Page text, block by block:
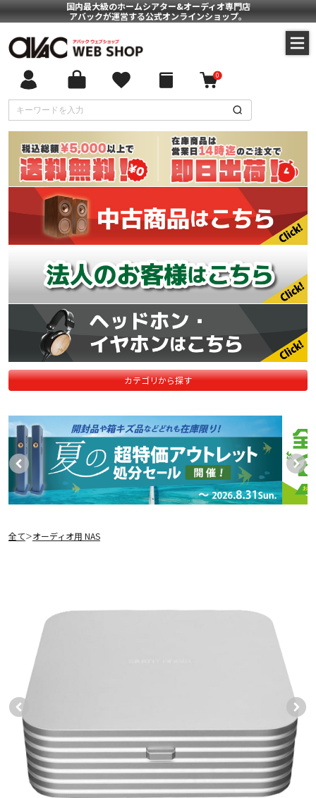
国内最大級のホームシアター&オーディオ専門店
アバックが運営する公式オンラインショップ。
0
カテゴリから探す
全て＞オーディオ用 NAS